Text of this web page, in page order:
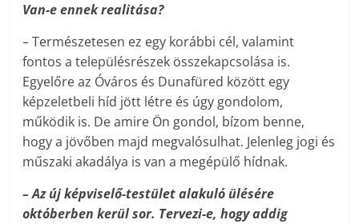
Van-e ennek realitása?
– Természetesen ez egy korábbi cél, valamint
fontos a településrészek összekapcsolása is.
Egyelőre az Óváros és Dunafüred között egy
képzeletbeli híd jött létre és úgy gondolom,
működik is. De amire Ön gondol, bízom benne,
hogy a jövőben majd megvalósulhat. Jelenleg jogi és
műszaki akadálya is van a megépülő hídnak.
– Az új képviselő-testület alakuló ülésére
októberben kerül sor. Tervezi-e, hogy addig